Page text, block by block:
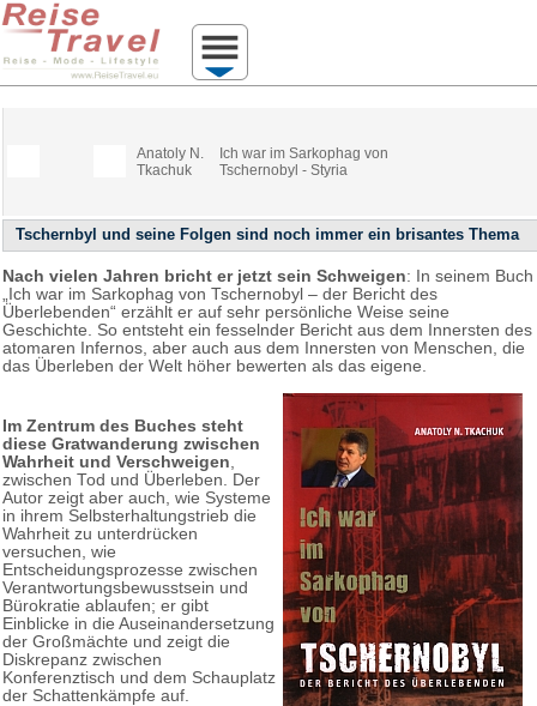
Anatoly N.
Tkachuk
Ich war im Sarkophag von
Tschernobyl - Styria
Tschernbyl und seine Folgen sind noch immer ein brisantes Thema
Nach vielen Jahren bricht er jetzt sein Schweigen: In seinem Buch
„Ich war im Sarkophag von Tschernobyl – der Bericht des
Überlebenden“ erzählt er auf sehr persönliche Weise seine
Geschichte. So entsteht ein fesselnder Bericht aus dem Innersten des
atomaren Infernos, aber auch aus dem Innersten von Menschen, die
das Überleben der Welt höher bewerten als das eigene.
Im Zentrum des Buches steht
diese Gratwanderung zwischen
Wahrheit und Verschweigen
zwischen Tod und Überleben. Der
Autor zeigt aber auch, wie Systeme
in ihrem Selbsterhaltungstrieb die
Wahrheit zu unterdrücken
versuchen, wie
Entscheidungsprozesse zwischen
Verantwortungsbewusstsein und
Bürokratie ablaufen; er gibt
Einblicke in die Auseinandersetzung
der Großmächte und zeigt die
Diskrepanz zwischen
Konferenztisch und dem Schauplatz
der Schattenkämpfe auf.